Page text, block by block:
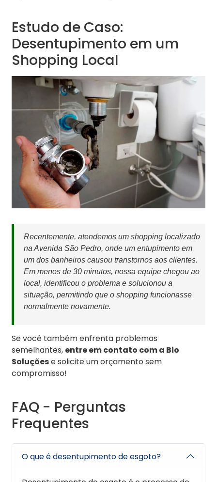
Estudo de Caso:
Desentupimento em um
Shopping Local
Recentemente, atendemos um shopping localizado
na Avenida São Pedro, onde um entupimento em
um dos banheiros causou transtornos aos clientes.
Em menos de 30 minutos, nossa equipe chegou ao
local, identificou o problema e solucionou a
situação, permitindo que o shopping funcionasse
normalmente novamente.
Se você também enfrenta problemas
semelhantes, entre em contato com a Bio
Soluçõese solicite um orçamento sem
compromisso!
FAQ - Perguntas
Frequentes
O que é desentupimento de esgoto?